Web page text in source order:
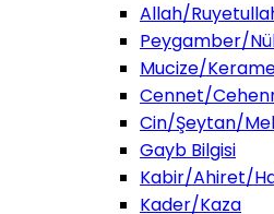
Allah/
Peygamber/
Mucize/
Cennet/
Cin/Şeytan/
Gayb Bilgisi
Kabir/Ahiret/
Kader/Kaza